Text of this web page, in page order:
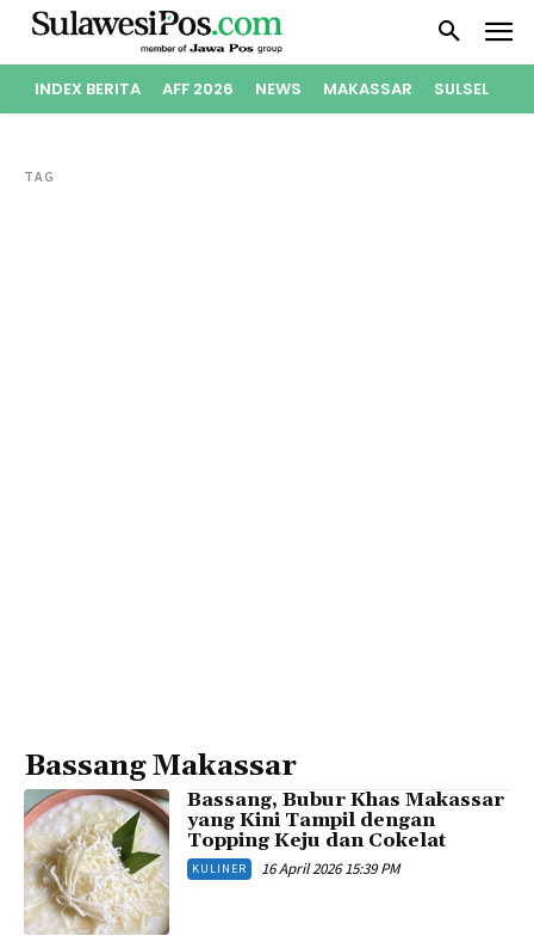
INDEX BERITA AFF 2026 NEWS MAKASSAR SULSEL
TAG
Bassang Makassar
Bassang, Bubur Khas Makassar
yang Kini Tampil dengan
Topping Keju dan Cokelat
KULINER 16 April 2026 15:39 PM